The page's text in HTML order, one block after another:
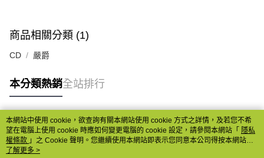
商品相關分類 (1)
CD 嚴爵
本分類熱銷全站排行
熱門標籤
本網站中使用 cookie，欲查詢有關本網站使用 cookie 方式之詳情，及若您不希
望在電腦上使用 cookie 時應如何變更電腦的 cookie 設定，請參閱本網站「 隱私
權條款 」之 Cookie 聲明。您繼續使用本網站即表示您同意本公司得按本網站使
用條款之 Cookie 聲明使用 cookie。
了解更多 >